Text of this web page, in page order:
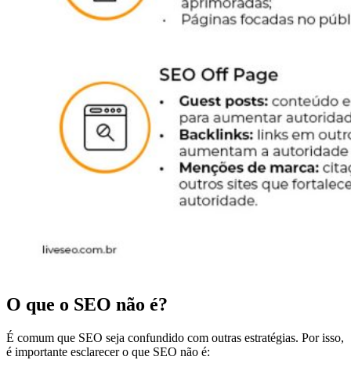
O que o SEO não é?
É comum que SEO seja confundido com outras estratégias. Por isso,
é importante esclarecer o que SEO não é: